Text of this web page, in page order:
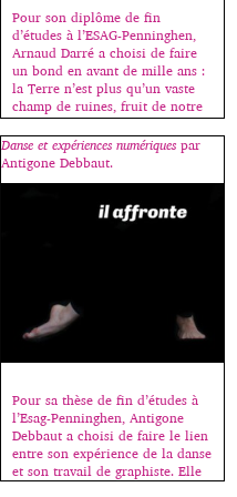
Pour son diplôme de fin
d’études à l’ESAG-Penninghen,
Arnaud Darré a choisi de faire
un bond en avant de mille ans :
la Terre n’est plus qu’un vaste
champ de ruines, fruit de notre
création. Un monde oublié dans
le temps et l’espace… Presque
oublié. Venus du fin fond du
cosmos, un peuple découvre
Danse et expériences numériquespar
Antigone Debbaut.
Pour sa thèse de fin d’études à
l’Esag-Penninghen, Antigone
Debbaut a choisi de faire le lien
entre son expérience de la danse
et son travail de graphiste. Elle